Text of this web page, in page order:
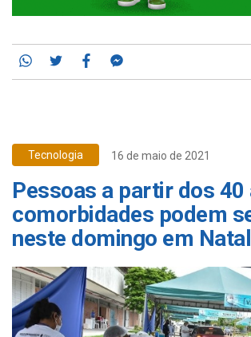
Whatsapp
TwitterFacebook
Tecnologia 16 de maio de 2021
Pessoas a partir dos 40
comorbidades podem
neste domingo em Natal